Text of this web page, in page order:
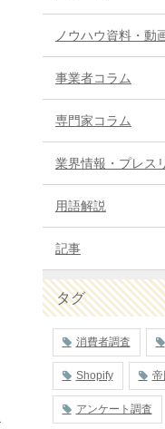
ノウハウ資料・動
事業者コラム
専門家コラム
業界情報・プレス
用語解説
記事
タグ
消費者調査
Shopify 帝
アンケート調査